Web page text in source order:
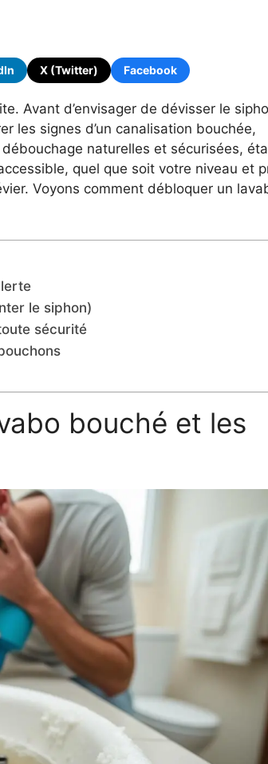
X (Twitter) Facebook
Avant d’envisager de dévisser le
les signes d’un canalisation bouchée,
naturelles et sécurisées,
quel que soit votre niveau et
Voyons comment débloquer un
le siphon)
sécurité
bouché et les